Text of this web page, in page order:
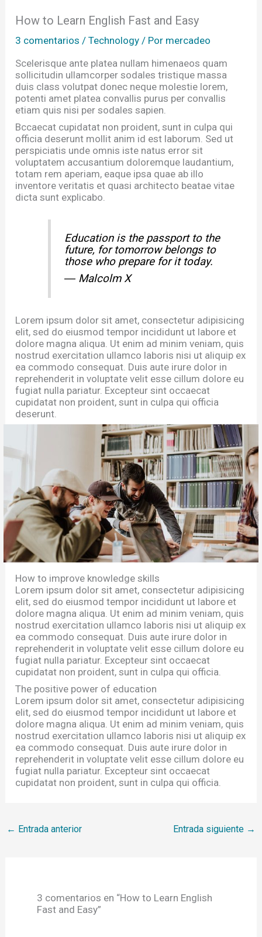
How to Learn English Fast and Easy
3 comentarios /Technology / Por mercadeo
Scelerisque ante platea nullam himenaeos quam
sollicitudin ullamcorper sodales tristique massa
duis class volutpat donec neque molestie lorem,
potenti amet platea convallis purus per convallis
etiam quis nisi per sodales sapien.
Bccaecat cupidatat non proident, sunt in culpa qui
officia deserunt mollit anim id est laborum. Sed ut
perspiciatis unde omnis iste natus error sit
voluptatem accusantium doloremque laudantium,
totam rem aperiam, eaque ipsa quae ab illo
inventore veritatis et quasi architecto beatae vitae
dicta sunt explicabo.
Education is the passport to the
future, for tomorrow belongs to
those who prepare for it today.
― Malcolm X
Lorem ipsum dolor sit amet, consectetur adipisicing
elit, sed do eiusmod tempor incididunt ut labore et
dolore magna aliqua. Ut enim ad minim veniam, quis
nostrud exercitation ullamco laboris nisi ut aliquip ex
ea commodo consequat. Duis aute irure dolor in
reprehenderit in voluptate velit esse cillum dolore eu
fugiat nulla pariatur. Excepteur sint occaecat
cupidatat non proident, sunt in culpa qui officia
deserunt.
How to improve knowledge skills
Lorem ipsum dolor sit amet, consectetur adipisicing
elit, sed do eiusmod tempor incididunt ut labore et
dolore magna aliqua. Ut enim ad minim veniam, quis
nostrud exercitation ullamco laboris nisi ut aliquip ex
ea commodo consequat. Duis aute irure dolor in
reprehenderit in voluptate velit esse cillum dolore eu
fugiat nulla pariatur. Excepteur sint occaecat
cupidatat non proident, sunt in culpa qui officia.
The positive power of education
Lorem ipsum dolor sit amet, consectetur adipisicing
elit, sed do eiusmod tempor incididunt ut labore et
dolore magna aliqua. Ut enim ad minim veniam, quis
nostrud exercitation ullamco laboris nisi ut aliquip ex
ea commodo consequat. Duis aute irure dolor in
reprehenderit in voluptate velit esse cillum dolore eu
fugiat nulla pariatur. Excepteur sint occaecat
cupidatat non proident, sunt in culpa qui officia.
← Entrada anterior Entrada siguiente →
3 comentarios en “How to Learn English
Fast and Easy”